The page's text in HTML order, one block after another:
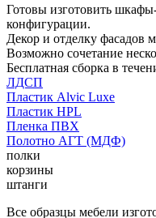
Готовы изготовить
конфигурации.
Декор и отделку фасадов
Возможно сочетание
Бесплатная сборка в
ЛДСП
Пластик Alvic Luxe
Пластик HPL
Пленка ПВХ
Полотно АГТ (МДФ)
полки
корзины
штанги
Все образцы мебели